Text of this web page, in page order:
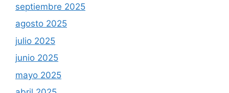
septiembre 2025
agosto 2025
julio 2025
junio 2025
mayo 2025